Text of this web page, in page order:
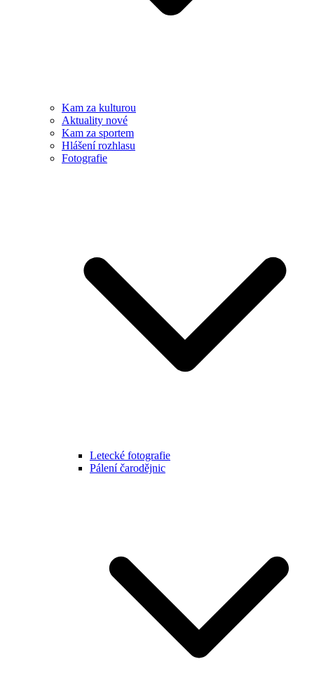
Kam za kulturou
Aktuality nové
Kam za sportem
Hlášení rozhlasu
Fotografie
Letecké fotografie
Pálení čarodějnic